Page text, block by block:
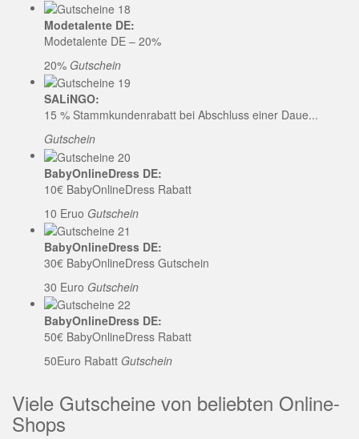
Modetalente DE:
Modetalente DE – 20%
20% Gutschein
SALiNGO:
15 % Stammkundenrabatt bei Abschluss einer Daue...
Gutschein
BabyOnlineDress DE:
10€ BabyOnlineDress Rabatt
10 Eruo Gutschein
BabyOnlineDress DE:
30€ BabyOnlineDress Gutschein
30 Euro Gutschein
BabyOnlineDress DE:
50€ BabyOnlineDress Rabatt
50Euro Rabatt Gutschein
Viele Gutscheine von beliebten Online-
Shops